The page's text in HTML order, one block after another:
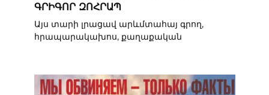
ԳՐԻԳՈՐ ԶՈՀՐԱՊ
Այս տարի լրացավ արևմտահայ գրող,
հրապարակախոս, քաղաքական